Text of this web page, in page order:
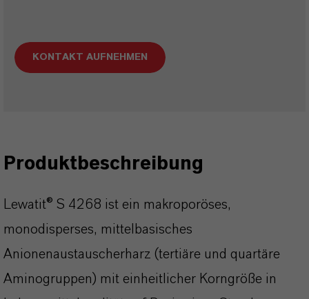
KONTAKT AUFNEHMEN
Produktbeschreibung
Lewatit® S 4268 ist ein makroporöses,
monodisperses, mittelbasisches
Anionenaustauscherharz (tertiäre und quartäre
Aminogruppen) mit einheitlicher Korngröße in